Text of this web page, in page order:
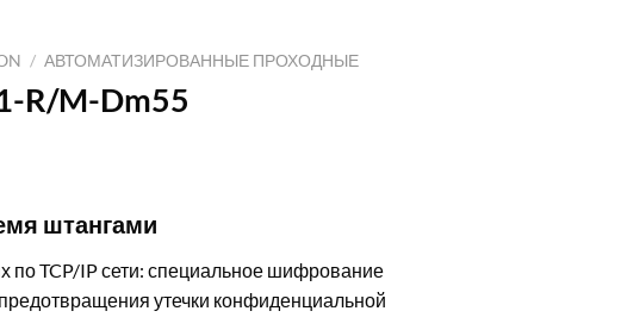
/ АВТОМАТИЗИРОВАННЫЕ ПРОХОДНЫЕ
R/M-Dm55
штангами
по TCP/IP сети: специальное шифрование
утечки конфиденциальной